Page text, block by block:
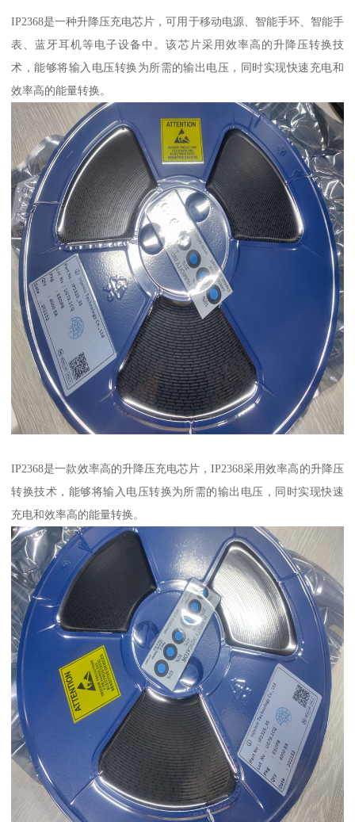
IP2368是一种升降压充电芯片，可用于移动电源、智能手环、智能手
表、蓝牙耳机等电子设备中。该芯片采用效率高的升降压转换技
术，能够将输入电压转换为所需的输出电压，同时实现快速充电和
效率高的能量转换。
IP2368是一款效率高的升降压充电芯片，IP2368采用效率高的升降压
转换技术，能够将输入电压转换为所需的输出电压，同时实现快速
充电和效率高的能量转换。